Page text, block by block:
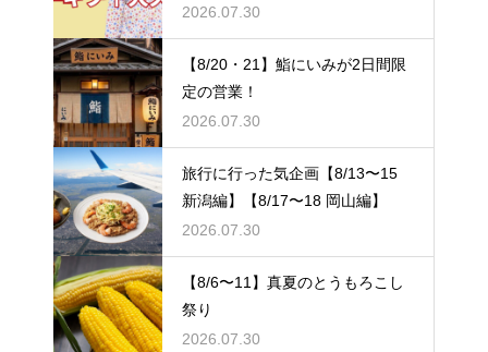
2026.07.30
【8/20・21】鮨にいみが2日間限
定の営業！
2026.07.30
旅行に行った気企画【8/13〜15
新潟編】【8/17〜18 岡山編】
2026.07.30
【8/6〜11】真夏のとうもろこし
祭り
2026.07.30